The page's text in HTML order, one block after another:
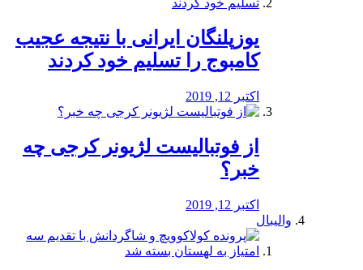
یوزپلنگان ایرانی با نتیجه عجیب
کامبوج را تسلیم خود کردند
اکتبر 12, 2019
از فوتبالیست لژیونر کرجی چه
خبر؟
اکتبر 12, 2019
والیبال